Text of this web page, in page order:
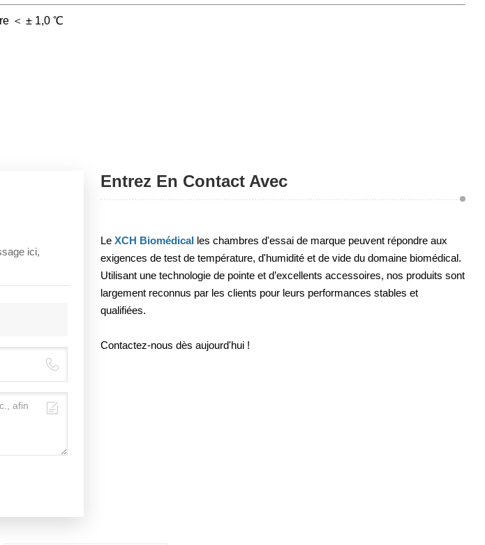
＜ ± 1,0 ℃
ici,
Entrez En Contact Avec
LeXCH Biomédical les chambres d'essai de marque peuvent répondre aux
exigences de test de température, d'humidité et de vide du domaine biomédical.
Utilisant une technologie de pointe et d’excellents accessoires, nos produits sont
largement reconnus par les clients pour leurs performances stables et
qualifiées.
Contactez-nous dès aujourd'hui !